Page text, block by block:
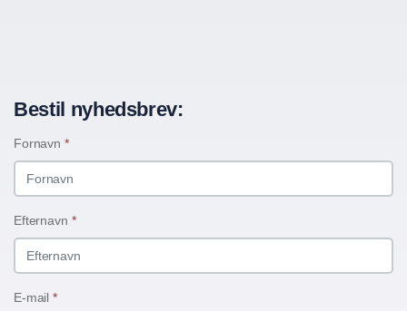
Bestil nyhedsbrev:
Fornavn *
Efternavn *
E-mail *